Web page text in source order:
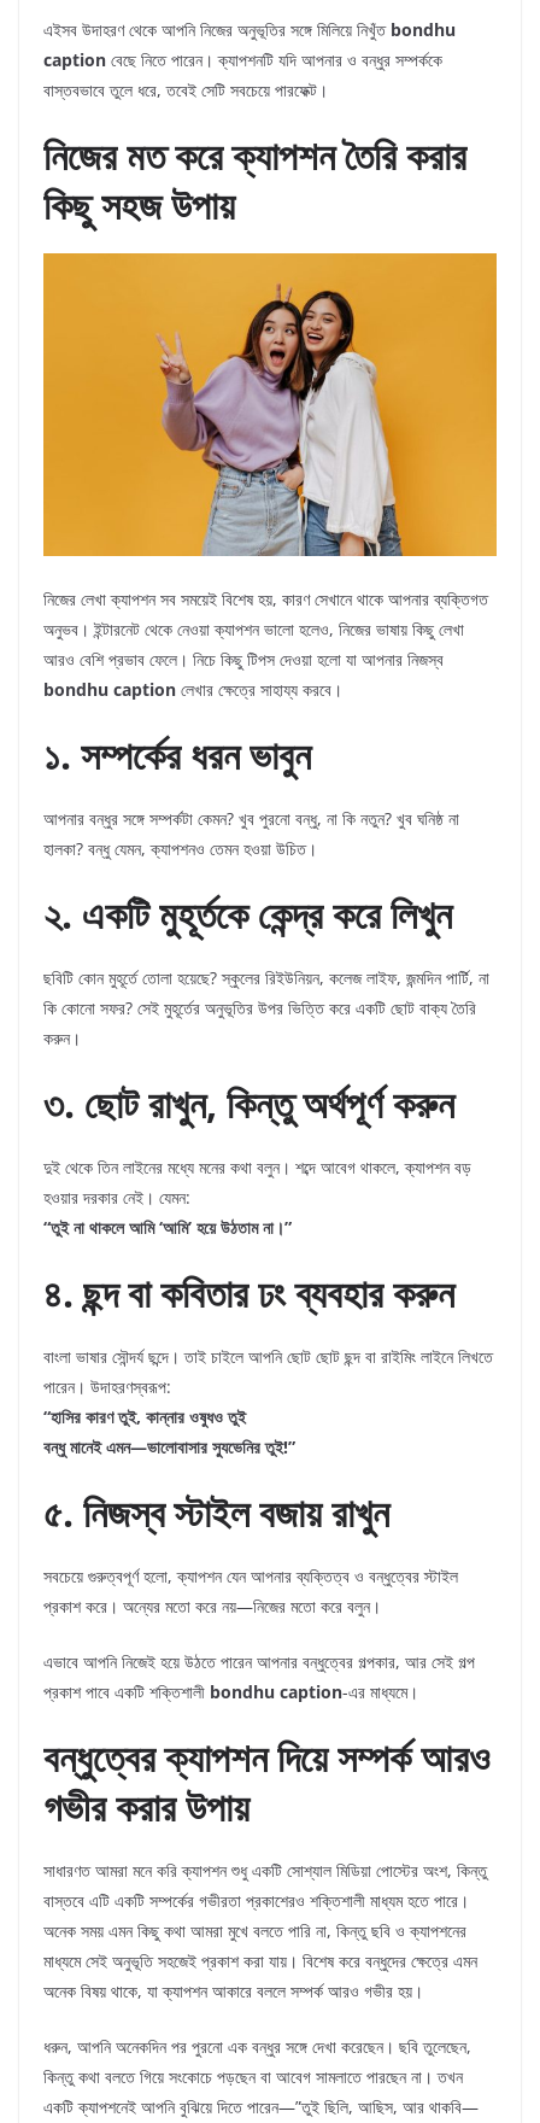
এইসব উদাহরণ থেকে আপনি নিজের অনুভূতির সঙ্গে মিলিয়ে নিখুঁত bondhu
caption বেছে নিতে পারেন। ক্যাপশনটি যদি আপনার ও বন্ধুর সম্পর্ককে
বাস্তবভাবে তুলে ধরে, তবেই সেটি সবচেয়ে পারফেক্ট।
নিজের মত করে ক্যাপশন তৈরি করার
কিছু সহজ উপায়
নিজের লেখা ক্যাপশন সব সময়েই বিশেষ হয়, কারণ সেখানে থাকে আপনার ব্যক্তিগত
অনুভব। ইন্টারনেট থেকে নেওয়া ক্যাপশন ভালো হলেও, নিজের ভাষায় কিছু লেখা
আরও বেশি প্রভাব ফেলে। নিচে কিছু টিপস দেওয়া হলো যা আপনার নিজস্ব
bondhu caption লেখার ক্ষেত্রে সাহায্য করবে।
১. সম্পর্কের ধরন ভাবুন
আপনার বন্ধুর সঙ্গে সম্পর্কটা কেমন? খুব পুরনো বন্ধু, না কি নতুন? খুব ঘনিষ্ঠ না
হালকা? বন্ধু যেমন, ক্যাপশনও তেমন হওয়া উচিত।
২. একটি মুহূর্তকে কেন্দ্র করে লিখুন
ছবিটি কোন মুহূর্তে তোলা হয়েছে? স্কুলের রিইউনিয়ন, কলেজ লাইফ, জন্মদিন পার্টি, না
কি কোনো সফর? সেই মুহূর্তের অনুভূতির উপর ভিত্তি করে একটি ছোট বাক্য তৈরি
করুন।
৩. ছোট রাখুন, কিন্তু অর্থপূর্ণ করুন
দুই থেকে তিন লাইনের মধ্যে মনের কথা বলুন। শব্দে আবেগ থাকলে, ক্যাপশন বড়
হওয়ার দরকার নেই। যেমন:
“তুই না থাকলে আমি ‘আমি’ হয়ে উঠতাম না।”
৪. ছন্দ বা কবিতার ঢং ব্যবহার করুন
বাংলা ভাষার সৌন্দর্য ছন্দে। তাই চাইলে আপনি ছোট ছোট ছন্দ বা রাইমিং লাইনে লিখতে
পারেন। উদাহরণস্বরূপ:
“হাসির কারণ তুই, কান্নার ওষুধও তুই
বন্ধু মানেই এমন—ভালোবাসার স্যুভেনির তুই!”
৫. নিজস্ব স্টাইল বজায় রাখুন
সবচেয়ে গুরুত্বপূর্ণ হলো, ক্যাপশন যেন আপনার ব্যক্তিত্ব ও বন্ধুত্বের স্টাইল
প্রকাশ করে। অন্যের মতো করে নয়—নিজের মতো করে বলুন।
এভাবে আপনি নিজেই হয়ে উঠতে পারেন আপনার বন্ধুত্বের গল্পকার, আর সেই গল্প
প্রকাশ পাবে একটি শক্তিশালী bondhu caption-এর মাধ্যমে।
বন্ধুত্বের ক্যাপশন দিয়ে সম্পর্ক আরও
গভীর করার উপায়
সাধারণত আমরা মনে করি ক্যাপশন শুধু একটি সোশ্যাল মিডিয়া পোস্টের অংশ, কিন্তু
বাস্তবে এটি একটি সম্পর্কের গভীরতা প্রকাশেরও শক্তিশালী মাধ্যম হতে পারে।
অনেক সময় এমন কিছু কথা আমরা মুখে বলতে পারি না, কিন্তু ছবি ও ক্যাপশনের
মাধ্যমে সেই অনুভূতি সহজেই প্রকাশ করা যায়। বিশেষ করে বন্ধুদের ক্ষেত্রে এমন
অনেক বিষয় থাকে, যা ক্যাপশন আকারে বললে সম্পর্ক আরও গভীর হয়।
ধরুন, আপনি অনেকদিন পর পুরনো এক বন্ধুর সঙ্গে দেখা করেছেন। ছবি তুলেছেন,
কিন্তু কথা বলতে গিয়ে সংকোচে পড়ছেন বা আবেগ সামলাতে পারছেন না। তখন
একটি ক্যাপশনেই আপনি বুঝিয়ে দিতে পারেন—”তুই ছিলি, আছিস, আর থাকবি—